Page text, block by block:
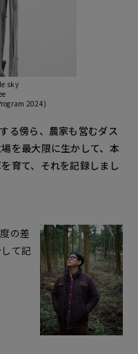
sky
2024)
る傍ら、農家も営むダス
を最大限に生かして、本
育て、それを記録しまし
の差
て記